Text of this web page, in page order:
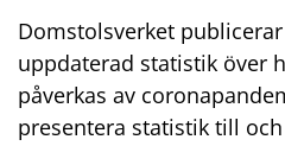
Domstolsverket
uppdaterad statistik över
påverkas av
presentera statistik till